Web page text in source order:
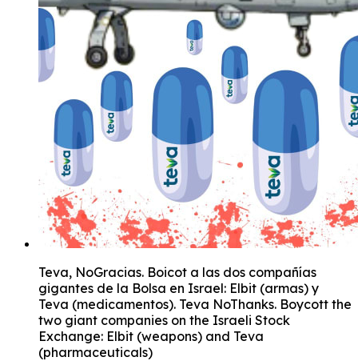
Teva, NoGracias. Boicot a las dos compañías
gigantes de la Bolsa en Israel: Elbit (armas) y
Teva (medicamentos). Teva NoThanks. Boycott the
two giant companies on the Israeli Stock
Exchange: Elbit (weapons) and Teva
(pharmaceuticals)